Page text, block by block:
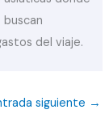
del viaje.
siguiente →